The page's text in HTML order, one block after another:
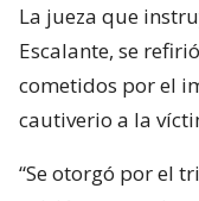
La jueza que
Escalante, se
cometidos por el
cautiverio a la
“Se otorgó por el